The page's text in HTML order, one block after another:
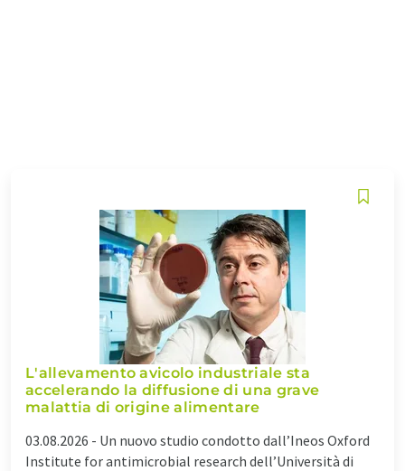
L'allevamento avicolo industriale sta
accelerando la diffusione di una grave
malattia di origine alimentare
03.08.2026 - Un nuovo studio condotto dall’Ineos Oxford
Institute for antimicrobial research dell’Università di